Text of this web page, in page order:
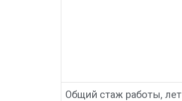
Общий стаж работы, лет